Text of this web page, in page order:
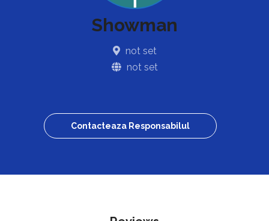
Showman
not set
not set
Contacteaza Responsabilul